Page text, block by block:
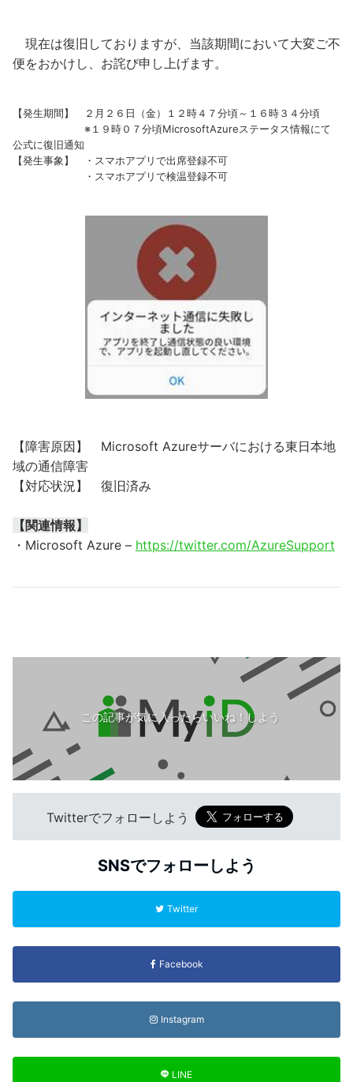
現在は復旧しておりますが、当該期間において大変ご不
便をおかけし、お詫び申し上げます。
【発生期間】 ２月２６日（金）１２時４７分頃～１６時３４分頃
※１９時０７分頃MicrosoftAzureステータス情報にて
公式に復旧通知
【発生事象】 ・スマホアプリで出席登録不可
・スマホアプリで検温登録不可
【障害原因】 Microsoft Azureサーバにおける東日本地
域の通信障害
【対応状況】 復旧済み
【関連情報】
・Microsoft Azure – https://twitter.com/AzureSupport
この記事が気に入ったらいいね！しよう
Twitterでフォローしよう
SNSでフォローしよう
Twitter
Facebook
Instagram
LINE